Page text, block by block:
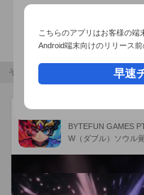
その他のおすすめコンテンツ
W三国志
BYTEFUN GAMES
W（ダブル）ソウル
こちらのアプリはお客様の端
Android端末向けのリリース
早速